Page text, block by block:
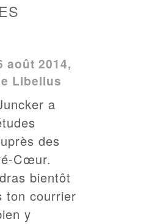
août 2014,
Libellus
a
des
Cœur.
bientôt
ton courrier
y